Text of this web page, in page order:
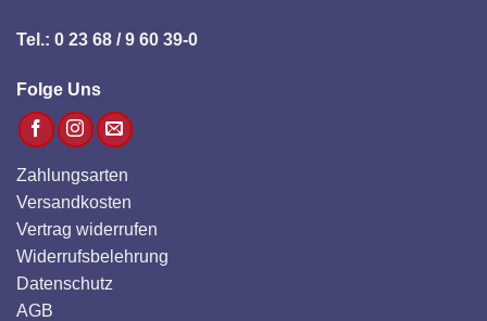
Tel.: 0 23 68 / 9 60 39-0
Folge Uns
Zahlungsarten
Versandkosten
Vertrag widerrufen
Widerrufsbelehrung
Datenschutz
AGB